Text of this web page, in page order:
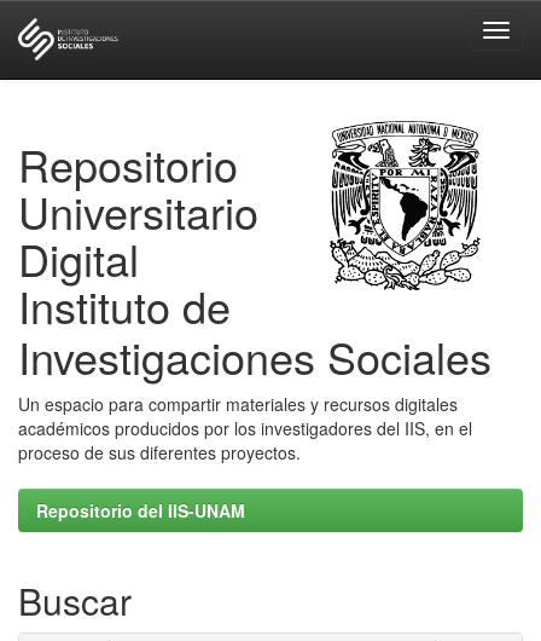
Repositorio
Universitario
Digital
Instituto de
Investigaciones Sociales
Un espacio para compartir materiales y recursos digitales
académicos producidos por los investigadores del IIS, en el
proceso de sus diferentes proyectos.
Repositorio del IIS-UNAM
Buscar